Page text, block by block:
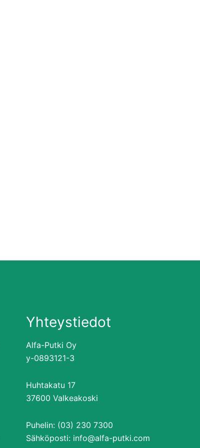
Yhteystiedot
Alfa-Putki Oy
y-0893121-3
Huhtakatu 17
37600 Valkeakoski
Puhelin: (03) 230 7300
Sähköposti: info@alfa-putki.com